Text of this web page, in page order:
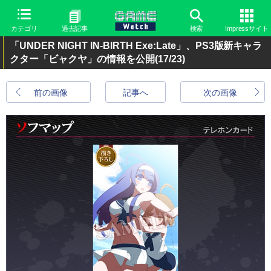
カテゴリ 過去記事 検索 Impressサイト
「UNDER NIGHT IN-BIRTH Exe:Late」、PS3版新キャラ
クター「ビャクヤ」の情報を公開(17/23)
前の画像 次の画像
記事へ